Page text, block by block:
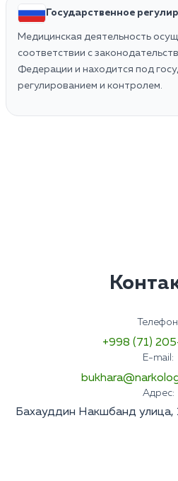
Государственное
Медицинская деятельность
соответствии с
Федерации и находится под
регулированием и контролем.
+998 (71)
E-mail:
Адрес:
Бахауддин Накшбанд улица,